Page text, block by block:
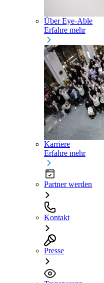
Über Eye-Able
Erfahre mehr
Karriere
Erfahre mehr
Partner werden
Kontakt
Presse